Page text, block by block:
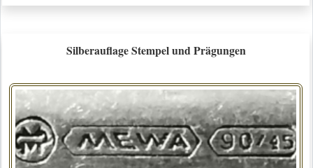
Silberauflage Stempel und Prägungen